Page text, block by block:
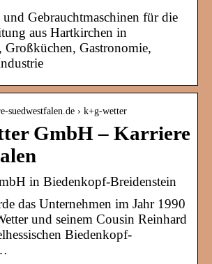
Gebrauchtmaschinen für die
aus Hartkirchen in
Großküchen, Gastronomie,
suedwestfalen.de › k+g-wetter
GmbH – Karriere
in Biedenkopf-Breidenstein
das Unternehmen im Jahr 1990
und seinem Cousin Reinhard
Biedenkopf-